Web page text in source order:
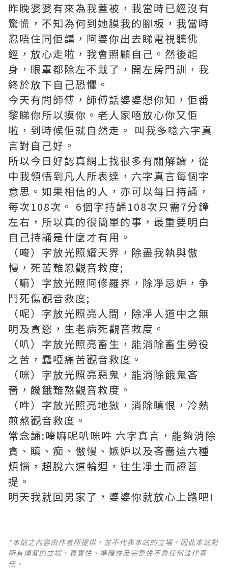
昨晚婆婆有來為我蓋被，我當時已經沒有
驚慌，不知為何到她膜我的腳板，我當時
忍唔住同佢講，阿婆你出去睇電視聽佛
經，放心走啦，我會照顧自己。然後起
身，眼罩都除左不戴了，開左房門訓，我
終於放下自己恐懼。
今天有問師傅，師傅話婆婆想你知，佢番
黎睇你所以摸你。老人家唔放心你又佢
啦，到時候佢就自然走。 叫我多唸六字真
言對自己好。
所以今日好認真網上找很多有關解讀，從
中我領悟到凡人所表達，六字真言每個字
意思。如果相信的人，亦可以每日持誦，
每次108次。 6個字持誦108次只需7分鐘
左右，所以真的很簡單的事，最重要明白
自己持誦是什麼才有用。
（唵）字放光照耀天界，除盡我執與傲
慢，死苦難忍觀音救度;
（嘛）字放光照阿修羅界，除凈忌妒，争
鬥死傷觀音救度;
（呢）字放光照亮人間，除凈人道中之無
明及貪慾，生老病死觀音救度。
（叭）字放光照亮畜生，能消除畜生勞役
之苦，蠢啞痛苦觀音救度。
（咪）字放光照亮惡鬼，能消除餓鬼吝
嗇，饑餓難熬觀音救度。
（吽）字放光照亮地獄，消除瞋恨，冷熱
煎熬觀音救度。
常念誦:唵嘛呢叭咪吽 六字真言，能夠消除
貪、瞋、痴、傲慢、嫉妒以及吝嗇這六種
煩惱，超脫六道輪迴，往生凈土而證菩
提。
明天我就回男家了，婆婆你就放心上路吧!
*本站之內容由作者所提供，並不代表本站的立場。因此本站對
所有博客的立場、真實性、準確性及完整性不負任何法律責
任。